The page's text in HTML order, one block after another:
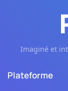
Imaginé et
Plateforme